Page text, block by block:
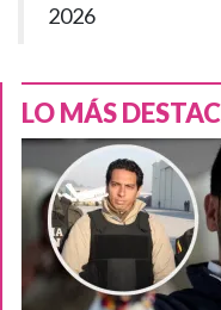
2026
LO MÁS